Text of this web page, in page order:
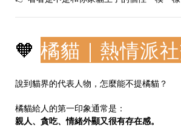
🧡 橘貓｜熱情派
說到貓界的代表人物，怎麼能不提橘貓？
橘貓給人的第一印象通常是：
親人、貪吃、情緒外顯又很有存在感。